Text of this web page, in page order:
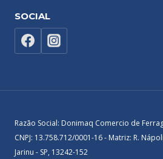
SOCIAL
Razão Social: Donimaq Comercio de
CNPJ: 13.758.712/0001-16 - Matriz: R.
Jarinu - SP, 13242-152